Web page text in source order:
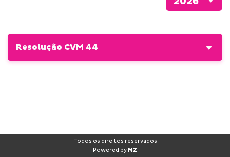
Resolução CVM 44
Todos os direitos reservados
Powered by MZ